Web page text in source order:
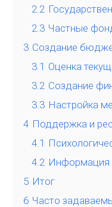
2.2
2.3 Частные
3 Создание
3.1 Оценка
3.2 Создание
3.3 Настройка
4 Поддержка и
4.1
4.2 Информация
5 Итог
6 Часто